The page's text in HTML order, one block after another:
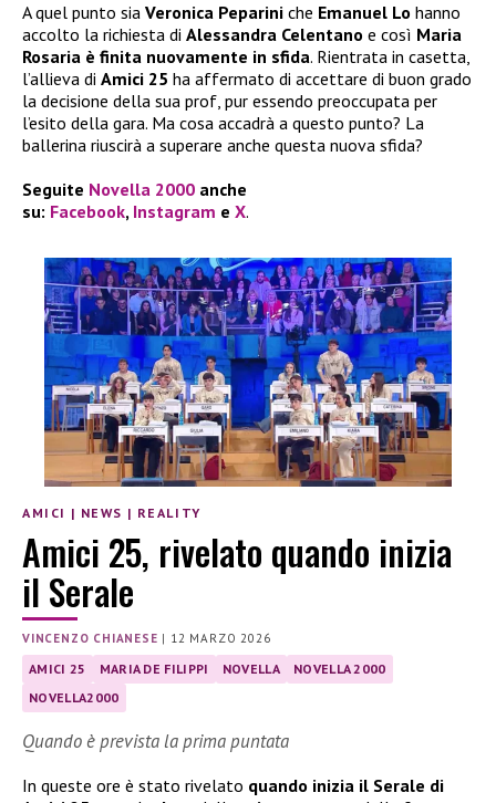
A quel punto sia Veronica Peparini che Emanuel Lo hanno
accolto la richiesta di Alessandra Celentano e così Maria
Rosaria è finita nuovamente in sfida. Rientrata in casetta,
l’allieva di Amici 25 ha affermato di accettare di buon grado
la decisione della sua prof, pur essendo preoccupata per
l’esito della gara. Ma cosa accadrà a questo punto? La
ballerina riuscirà a superare anche questa nuova sfida?
Seguite Novella 2000 anche
su: Facebook, Instagram e X.
AMICI | NEWS | REALITY
Amici 25, rivelato quando inizia
il Serale
VINCENZO CHIANESE | 12 MARZO 2026
AMICI 25 MARIA DE FILIPPI NOVELLA
NOVELLA 2000
NOVELLA2000
Quando è prevista la prima puntata
In queste ore è stato rivelato quando inizia il Serale di